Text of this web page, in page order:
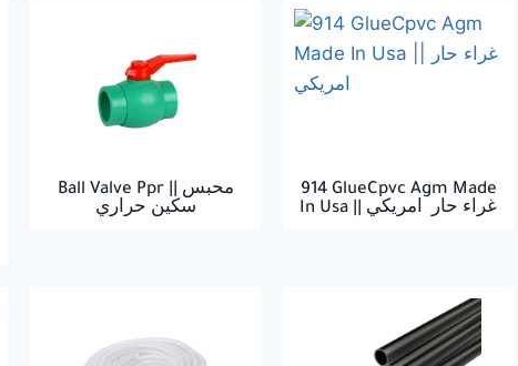
Ball Valve Ppr || محبس
سكين حراري
914 GlueCpvc Agm Made
In Usa || غراء حار امريكي